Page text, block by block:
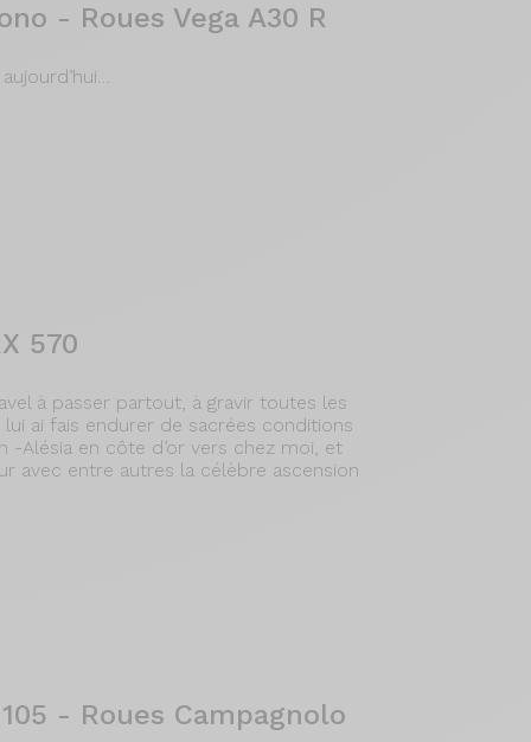
- Roues Vega A30 R
570
à passer partout, à gravir toutes les
ai fais endurer de sacrées conditions
-Alésia en côte d’or vers chez moi, et
avec entre autres la célèbre ascension
- Roues Campagnolo